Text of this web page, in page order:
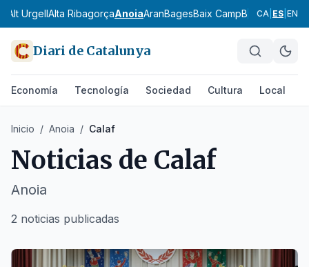
Alt UrgellAlta RibagorçaAnoiaAranBagesBaix CampBaix Ebre Baix
CA ES EN
Diari de Catalunya
Economía Tecnología Sociedad Cultura Local
Inicio / Anoia / Calaf
Noticias de Calaf
Anoia
2 noticias publicadas